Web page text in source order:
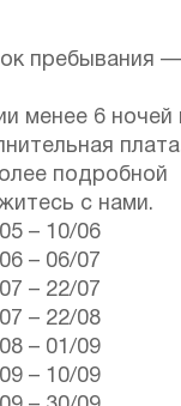
пребывания
менее 6
подробной
с нами.
– 10/06
– 06/07
– 22/07
– 22/08
– 01/09
– 10/09